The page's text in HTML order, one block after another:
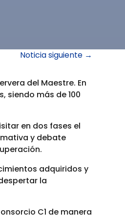
Noticia siguiente→
del Maestre. En
siendo más de 100
en dos fases el
y debate
adquiridos y
la
C1 de manera